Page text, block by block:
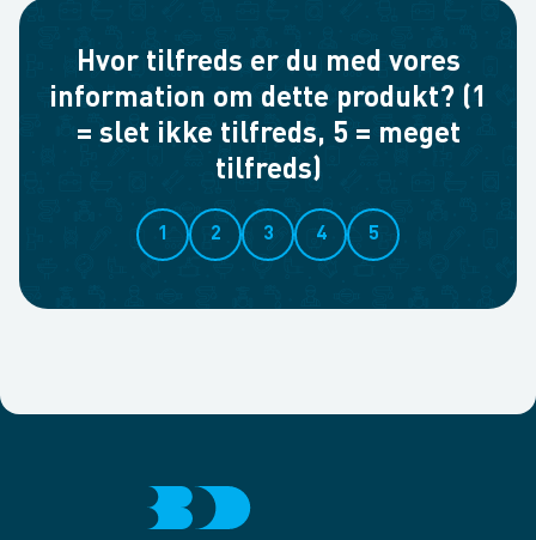
Hvor tilfreds er du med vores
information om dette produkt? (1
= slet ikke tilfreds, 5 = meget
tilfreds)
1 2 3 4 5